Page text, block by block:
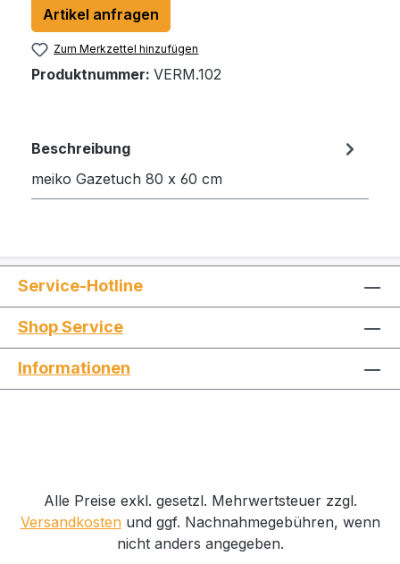
Artikel anfragen
Zum Merkzettel hinzufügen
Produktnummer: VERM.102
Beschreibung
meiko Gazetuch 80 x 60 cm
Service-Hotline
Shop Service
Informationen
Alle Preise exkl. gesetzl. Mehrwertsteuer zzgl.
Versandkostenund ggf. Nachnahmegebühren, wenn
nicht anders angegeben.